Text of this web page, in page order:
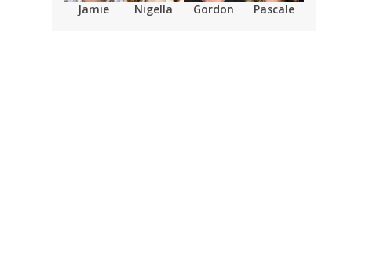
Jamie Nigella Gordon Pascale